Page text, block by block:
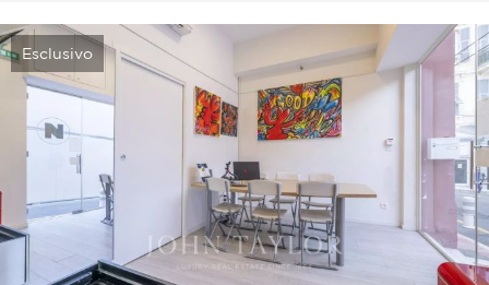
Esclusivo